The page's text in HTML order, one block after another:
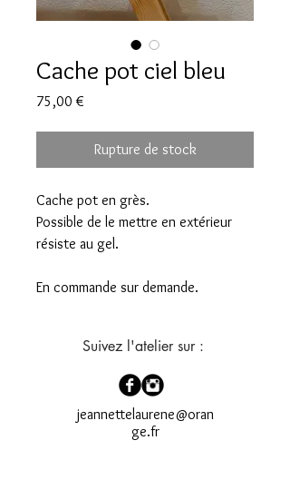
Cache pot ciel bleu
75,00 €
Rupture de stock
Cache pot en grès.
Possible de le mettre en extérieur
résiste au gel.
En commande sur demande.
Suivez l'atelier sur :
jeannettelaurene@oran
ge.fr